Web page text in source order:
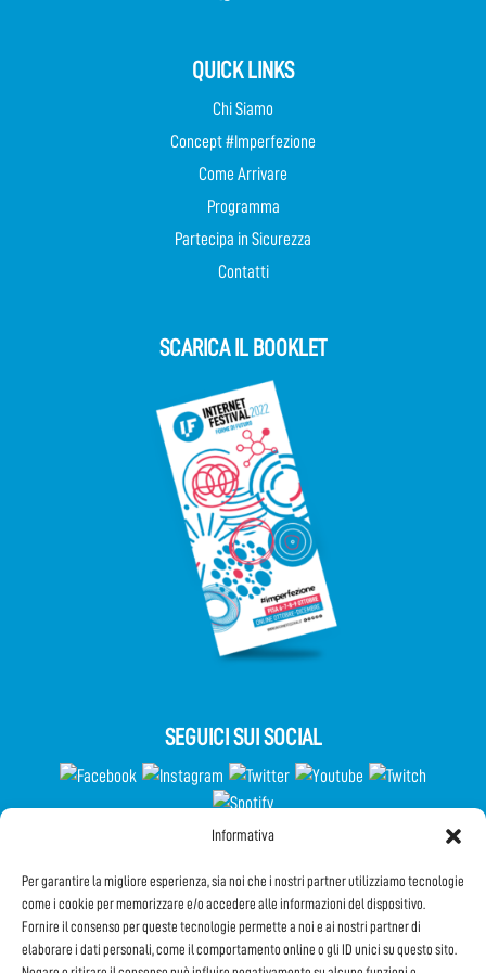
Informativa
Per garantire la migliore esperienza, sia noi che i nostri partner utilizziamo tecnologie
come i cookie per memorizzare e/o accedere alle informazioni del dispositivo.
Fornire il consenso per queste tecnologie permette a noi e ai nostri partner di
elaborare i dati personali, come il comportamento online o gli ID unici su questo sito.
QUICK LINKS
Chi Siamo
Concept #Imperfezione
Come Arrivare
Programma
Partecipa in Sicurezza
Contatti
SCARICA IL BOOKLET
SEGUICI SUI SOCIAL
Iscriviti alla Newsletter